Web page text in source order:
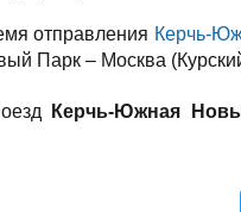
отправления Керчь-
Парк – Москва
Керчь-Южная